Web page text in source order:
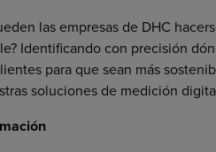
las empresas de DHC
Identificando con precisión
para que sean más
soluciones de medición